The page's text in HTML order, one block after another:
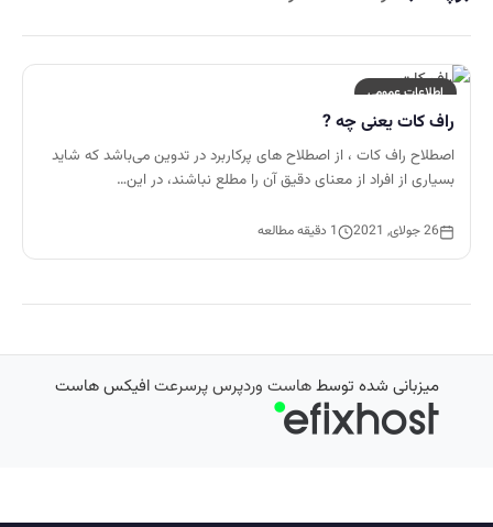
اطلاعات عمومی
راف کات یعنی چه ?
اصطلاح راف کات ، از اصطلاح های پرکاربرد در تدوین می‌باشد که شاید
بسیاری از افراد از معنای دقیق آن را مطلع نباشند، در این…
26 جولای, 2021 1 دقیقه مطالعه
میزبانی شده توسطهاست وردپرس پرسرعتافیکس هاست